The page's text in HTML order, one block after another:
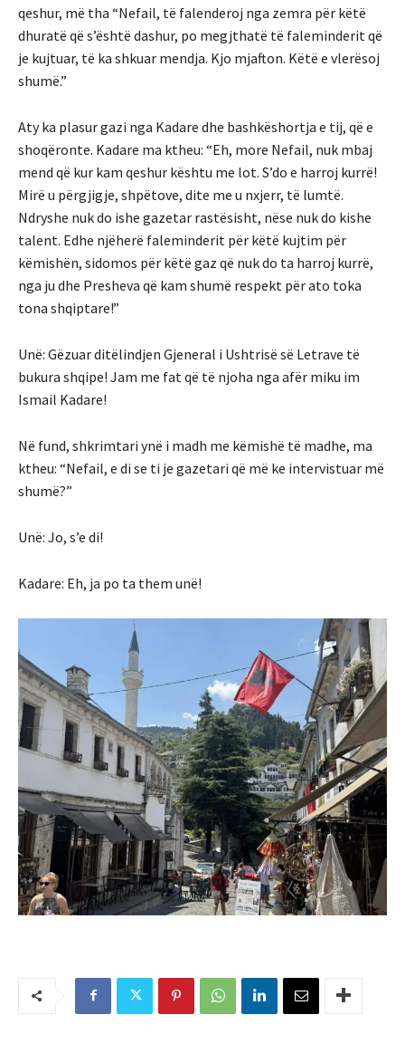
qeshur, më tha “Nefail, të falenderoj nga zemra për këtë
dhuratë që s’është dashur, po megjthatë të faleminderit që
je kujtuar, të ka shkuar mendja. Kjo mjafton. Këtë e vlerësoj
shumë.”
Aty ka plasur gazi nga Kadare dhe bashkëshortja e tij, që e
shoqëronte. Kadare ma ktheu: “Eh, more Nefail, nuk mbaj
mend që kur kam qeshur kështu me lot. S’do e harroj kurrë!
Mirë u përgjigje, shpëtove, dite me u nxjerr, të lumtë.
Ndryshe nuk do ishe gazetar rastësisht, nëse nuk do kishe
talent. Edhe njëherë faleminderit për këtë kujtim për
këmishën, sidomos për këtë gaz që nuk do ta harroj kurrë,
nga ju dhe Presheva që kam shumë respekt për ato toka
tona shqiptare!”
Unë: Gëzuar ditëlindjen Gjeneral i Ushtrisë së Letrave të
bukura shqipe! Jam me fat që të njoha nga afër miku im
Ismail Kadare!
Në fund, shkrimtari ynë i madh me këmishë të madhe, ma
ktheu: “Nefail, e di se ti je gazetari që më ke intervistuar më
shumë?”
Unë: Jo, s’e di!
Kadare: Eh, ja po ta them unë!